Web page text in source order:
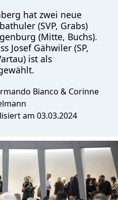
hat zwei neue
(SVP, Grabs)
(Mitte, Buchs).
Josef Gähwiler (SP,
ist als
Bianco & Corinne
am 03.03.2024